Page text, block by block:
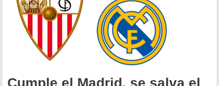
Cumple el Madrid, se salva el